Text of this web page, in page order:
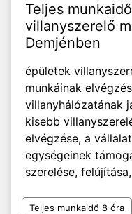
Teljes
villanyszerelő
Demjénben
épületek
munkáinak
villanyhálózatának
kisebb
elvégzése, a
egységeinek
szerelése,
Teljes munkaidő 8 óra